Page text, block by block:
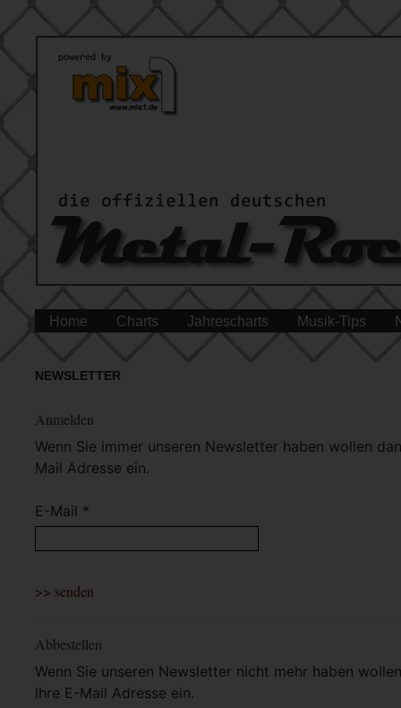
Home Charts Jahrescharts Musik-Tips
NEWSLETTER
Anmelden
Wenn Sie immer unseren Newsletter haben wollen
Mail Adresse ein.
E-Mail *
Abbestellen
Wenn Sie unseren Newsletter nicht mehr haben
Ihre E-Mail Adresse ein.